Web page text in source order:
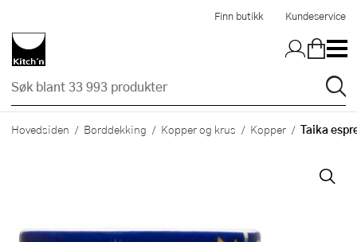
Finn butikk Kundeservice
Hovedsiden Borddekking Kopper og krus Kopper Taika